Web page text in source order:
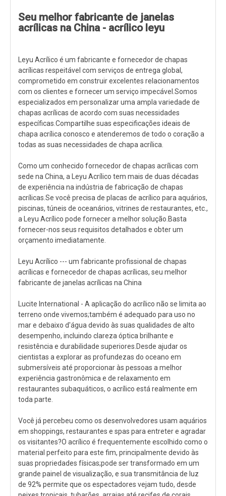
Seu melhor fabricante de janelas
acrílicas na China - acrílico leyu
Leyu Acrílico é um fabricante e fornecedor de chapas
acrílicas respeitável com serviços de entrega global,
comprometido em construir excelentes relacionamentos
com os clientes e fornecer um serviço impecável.Somos
especializados em personalizar uma ampla variedade de
chapas acrílicas de acordo com suas necessidades
específicas.Compartilhe suas especificações ideais de
chapa acrílica conosco e atenderemos de todo o coração a
todas as suas necessidades de chapa acrílica.
Como um conhecido fornecedor de chapas acrílicas com
sede na China, a Leyu Acrílico tem mais de duas décadas
de experiência na indústria de fabricação de chapas
acrílicas.Se você precisa de placas de acrílico para aquários,
piscinas, túneis de oceanários, vitrines de restaurantes, etc.,
a Leyu Acrílico pode fornecer a melhor solução.Basta
fornecer-nos seus requisitos detalhados e obter um
orçamento imediatamente.
Leyu Acrílico --- um fabricante profissional de chapas
acrílicas e fornecedor de chapas acrílicas, seu melhor
fabricante de janelas acrílicas na China
Lucite International - A aplicação do acrílico não se limita ao
terreno onde vivemos;também é adequado para uso no
mar e debaixo d'água devido às suas qualidades de alto
desempenho, incluindo clareza óptica brilhante e
resistência e durabilidade superiores.Desde ajudar os
cientistas a explorar as profundezas do oceano em
submersíveis até proporcionar às pessoas a melhor
experiência gastronômica e de relaxamento em
restaurantes subaquáticos, o acrílico está realmente em
toda parte.
Você já percebeu como os desenvolvedores usam aquários
em shoppings, restaurantes e spas para entreter e agradar
os visitantes?O acrílico é frequentemente escolhido como o
material perfeito para este fim, principalmente devido às
suas propriedades físicas;pode ser transformado em um
grande painel de visualização, e sua transmitância de luz
de 92% permite que os espectadores vejam tudo, desde